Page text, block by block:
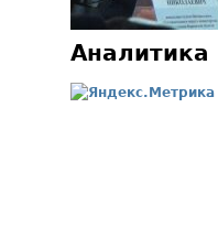
Аналитика